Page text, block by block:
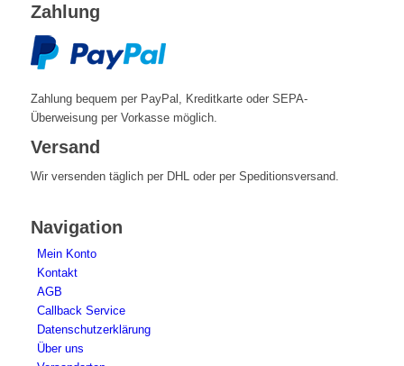
Zahlung
Zahlung bequem per PayPal, Kreditkarte oder SEPA-
Überweisung per Vorkasse möglich.
Versand
Wir versenden täglich per DHL oder per Speditionsversand.
Navigation
Mein Konto
Kontakt
AGB
Callback Service
Datenschutzerklärung
Über uns